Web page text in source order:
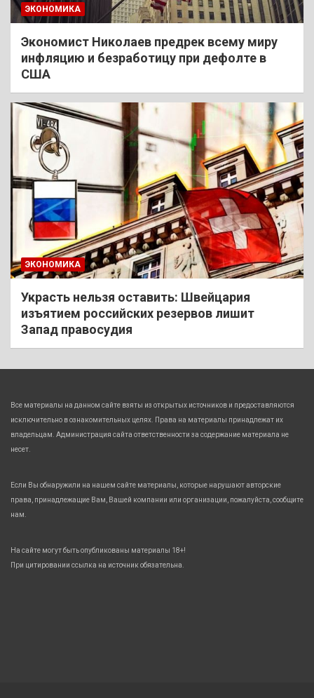
ЭКОНОМИКА
Экономист Николаев предрек всему миру
инфляцию и безработицу при дефолте в
США
ЭКОНОМИКА
Украсть нельзя оставить: Швейцария
изъятием российских резервов лишит
Запад правосудия
Все материалы на данном сайте взяты из открытых источников и предоставляются
исключительно в ознакомительных целях. Права на материалы принадлежат их
владельцам. Администрация сайта ответственности за содержание материала не
несет.
Если Вы обнаружили на нашем сайте материалы, которые нарушают авторские
права, принадлежащие Вам, Вашей компании или организации, пожалуйста, сообщите
нам.
На сайте могут быть опубликованы материалы 18+!
При цитировании ссылка на источник обязательна.